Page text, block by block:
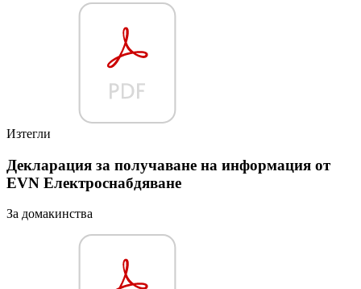
Изтегли
Декларация за получаване на информация от
EVN Електроснабдяване
За домакинства